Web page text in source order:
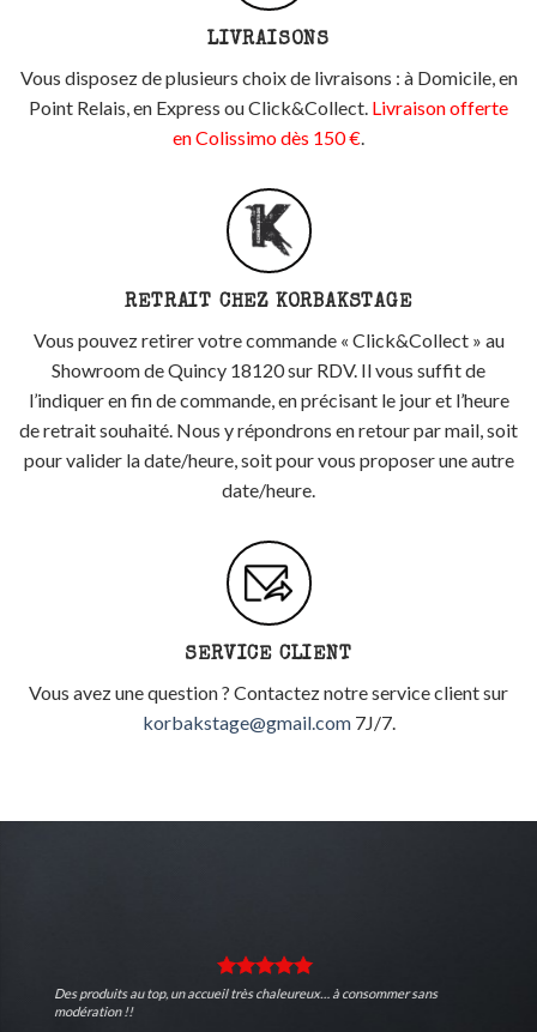
LIVRAISONS
Vous disposez de plusieurs choix de livraisons : à Domicile, en
Point Relais, en Express ou Click&Collect. Livraison offerte
en Colissimo dès 150 €.
RETRAIT CHEZ KORBAKSTAGE
Vous pouvez retirer votre commande « Click&Collect » au
Showroom de Quincy 18120 sur RDV. Il vous suffit de
l’indiquer en fin de commande, en précisant le jour et l’heure
de retrait souhaité. Nous y répondrons en retour par mail, soit
pour valider la date/heure, soit pour vous proposer une autre
date/heure.
SERVICE CLIENT
Vous avez une question ? Contactez notre service client sur
korbakstage@gmail.com7J/7.
Des produits au top, un accueil très chaleureux… à consommer sans
modération !!